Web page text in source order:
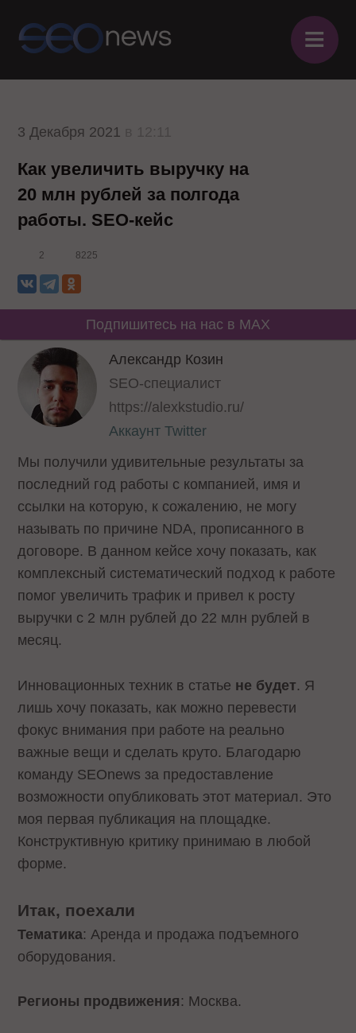
≡
3 Декабря 2021
Как увеличить выручку на
20 млн рублей за полгода
работы. SEO-кейс
2 8225
Подпишитесь на нас в MAX
Александр Козин
SEO-специалист
https://alexkstudio.ru/
Аккаунт Twitter
Мы получили удивительные результаты за
последний год работы с компанией, имя и
ссылки на которую, к сожалению, не могу
называть по причине NDA, прописанного в
договоре. В данном кейсе хочу показать, как
комплексный систематический подход к работе
помог увеличить трафик и привел к росту
выручки с 2 млн рублей до 22 млн рублей в
месяц.
Инновационных техник в статье не будет. Я
лишь хочу показать, как можно перевести
фокус внимания при работе на реально
важные вещи и сделать круто. Благодарю
команду SEOnews за предоставление
возможности опубликовать этот материал. Это
моя первая публикация на площадке.
Конструктивную критику принимаю в любой
форме.
Итак, поехали
Тематика: Аренда и продажа подъемного
оборудования.
Регионы продвижения : Москва.